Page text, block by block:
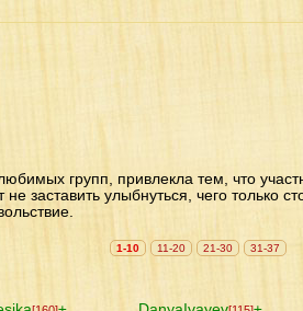
групп, привлекла тем, что
заставить улыбнуться, чего только
1-10 11-20 21-30 31-37